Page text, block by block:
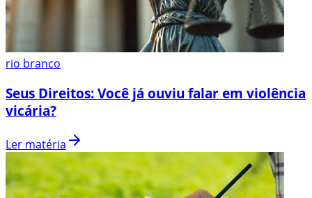
rio branco
Seus Direitos: Você já ouviu falar em violência
vicária?
Ler matéria